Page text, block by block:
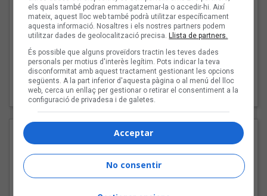
"Les cabres"
94 Rules amb Compte
els quals també podran emmagatzemar-la o accedir-hi. Així
mateix, aquest lloc web també podrà utilitzar específicament
aquesta informació. Nosaltres i els nostres partners podem
utilitzar dades de geolocalització precisa. Llista de partners.
És possible que alguns proveïdors tractin les teves dades
personals per motius d'interès legítim. Pots indicar la teva
disconformitat amb aquest tractament gestionant les opcions
següents. A la part inferior d'aquesta pàgina o al menú del lloc
web, cerca un enllaç per gestionar o retirar el consentiment a la
configuració de privadesa i de galetes.
Acceptar
No consentir